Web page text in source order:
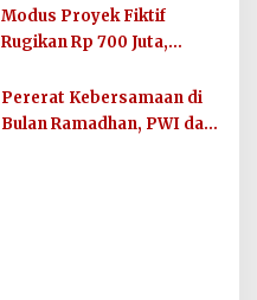
Layanan Publik
Berkualitas
Modus Proyek Fiktif
Rugikan Rp 700 Juta,
Diamankan Polres
Lhokseumawe
Pererat Kebersamaan di
Bulan Ramadhan, PWI dan